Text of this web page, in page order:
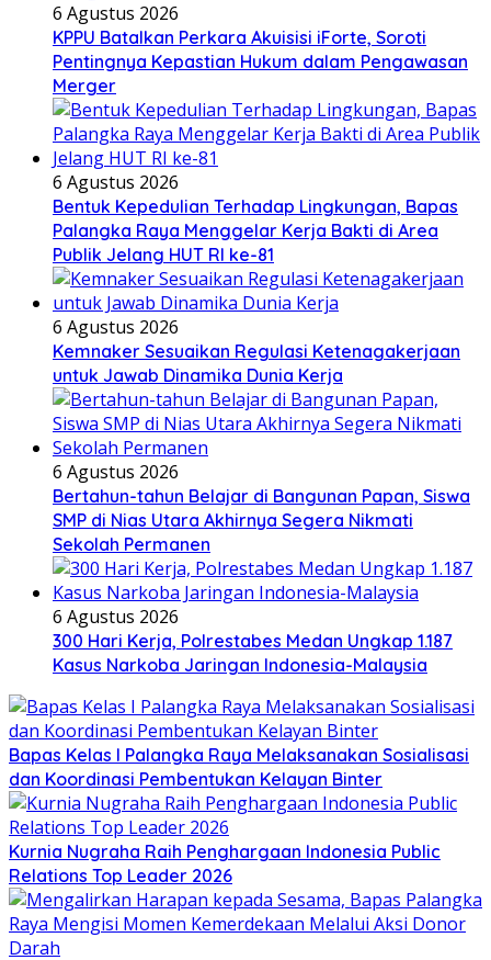
6 Agustus 2026
KPPU Batalkan Perkara Akuisisi iForte, Soroti
Pentingnya Kepastian Hukum dalam Pengawasan
Merger
6 Agustus 2026
Bentuk Kepedulian Terhadap Lingkungan, Bapas
Palangka Raya Menggelar Kerja Bakti di Area
Publik Jelang HUT RI ke-81
6 Agustus 2026
Kemnaker Sesuaikan Regulasi Ketenagakerjaan
untuk Jawab Dinamika Dunia Kerja
6 Agustus 2026
Bertahun-tahun Belajar di Bangunan Papan, Siswa
SMP di Nias Utara Akhirnya Segera Nikmati
Sekolah Permanen
6 Agustus 2026
300 Hari Kerja, Polrestabes Medan Ungkap 1.187
Kasus Narkoba Jaringan Indonesia-Malaysia
Bapas Kelas I Palangka Raya Melaksanakan Sosialisasi
dan Koordinasi Pembentukan Kelayan Binter
Kurnia Nugraha Raih Penghargaan Indonesia Public
Relations Top Leader 2026